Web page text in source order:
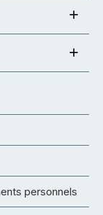
personnels